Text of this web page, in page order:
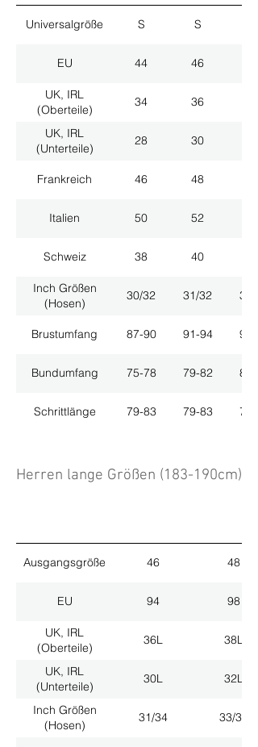
Universalgröße S S
EU 44 46
UK, IRL
(Oberteile)
34 36
UK, IRL
(Unterteile)
28 30
Frankreich 46 48
Italien 50 52
Schweiz 38 40
Inch Größen
(Hosen)
30/32 31/32 33/
Brustumfang 87-90 91-94 95-
Bundumfang 75-78 79-82 83-
Schrittlänge 79-83 79-83 79-
Herren lange Größen (183-190cm)
Ausgangsgröße 46 48
EU 94 98
UK, IRL
(Oberteile)
36L 38L
UK, IRL
(Unterteile)
30L 32L
Inch Größen
(Hosen)
31/34 33/34